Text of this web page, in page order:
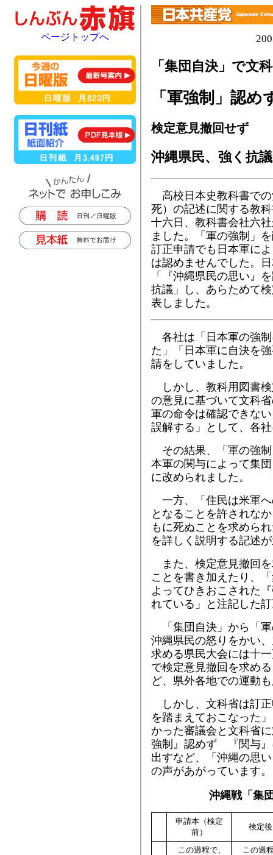
「集団自決」で文
「軍強制」認め
検定意見撤回せず
沖縄県民、強く抗議
高校日本史教科書で
死）の記述に関する教
十六日、教科書会社六
ました。「軍の強制」
訂正申請でも日本軍に
は認めませんでした。
「『沖縄県民の思い』
抗議」し、あらためて
表しました。
各社は「日本軍の強
た」「日本軍に自決を
請をしていました。
しかし、教科用図書
の意見に基づいて文科
軍の命令は確認できな
誤解する」として、各
その結果、「軍の強
本軍の関与によって集
に改められました。
一方、「住民は米軍
となることを許されな
もに死ぬことを求めら
を詳しく説明する記述
また、検定意見撤回
ことを書き加えたり、
よってひきおこされた
れている」と注記した
「集団自決」から「
沖縄県民の怒りをかい
求める県民大会には十
で検定意見撤回を求め
ど、県外各地での運動
しかし、文科省は訂
を踏まえておこなった
かった審議会と文科省
強制』認めず 『関与』
出すなど、「沖縄の思
の声があがっています。
沖縄戦「集
申請本（検定
前）
検定後
この過程で、
この過
ページトップへ